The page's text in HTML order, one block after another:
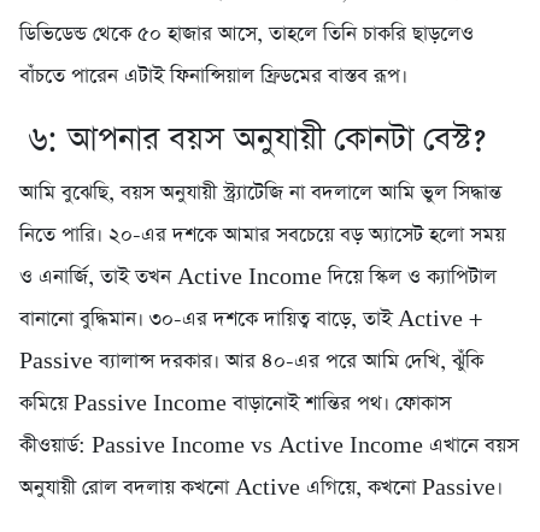
ডিভিডেন্ড থেকে ৫০ হাজার আসে, তাহলে তিনি চাকরি ছাড়লেও
বাঁচতে পারেন এটাই ফিনান্সিয়াল ফ্রিডমের বাস্তব রূপ।
৬: আপনার বয়স অনুযায়ী কোনটা বেস্ট?
আমি বুঝেছি, বয়স অনুযায়ী স্ট্র্যাটেজি না বদলালে আমি ভুল সিদ্ধান্ত
নিতে পারি। ২০-এর দশকে আমার সবচেয়ে বড় অ্যাসেট হলো সময়
ও এনার্জি, তাই তখন Active Income দিয়ে স্কিল ও ক্যাপিটাল
বানানো বুদ্ধিমান। ৩০-এর দশকে দায়িত্ব বাড়ে, তাই Active +
Passive ব্যালান্স দরকার। আর ৪০-এর পরে আমি দেখি, ঝুঁকি
কমিয়ে Passive Income বাড়ানোই শান্তির পথ। ফোকাস
কীওয়ার্ড: Passive Income vs Active Income এখানে বয়স
অনুযায়ী রোল বদলায় কখনো Active এগিয়ে, কখনো Passive।